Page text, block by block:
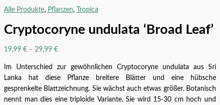
Alle Produkte, Pflanzen, Tropica
Cryptocoryne undulata ‘Broad Leaf’
19,99 € – 29,99 €
Im Unterschied zur gewöhnlichen Cryptocoryne undulata aus Sri
Lanka hat diese Pflanze breitere Blätter und eine hübsche
gesprenkelte Blattzeichnung. Sie wächst auch etwas größer. Botanisch
nennt man dies eine triploide Variante. Sie wird 15-30 cm hoch und